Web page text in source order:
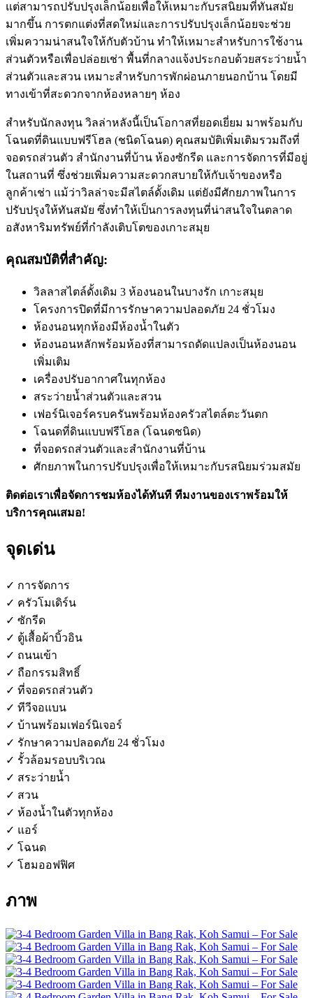
แต่สามารถปรับปรุงเล็กน้อยเพื่อให้เหมาะกับรสนิยมที่ทันสมัย
มากขึ้น การตกแต่งที่สดใหม่และการปรับปรุงเล็กน้อยจะช่วย
เพิ่มความน่าสนใจให้กับตัวบ้าน ทำให้เหมาะสำหรับการใช้งาน
ส่วนตัวหรือเพื่อปล่อยเช่า พื้นที่กลางแจ้งประกอบด้วยสระว่ายน้ำ
ส่วนตัวและสวน เหมาะสำหรับการพักผ่อนภายนอกบ้าน โดยมี
ทางเข้าที่สะดวกจากห้องหลายๆ ห้อง
สำหรับนักลงทุน วิลล่าหลังนี้เป็นโอกาสที่ยอดเยี่ยม มาพร้อมกับ
โฉนดที่ดินแบบฟรีโฮล (ชนิดโฉนด) คุณสมบัติเพิ่มเติมรวมถึงที่
จอดรถส่วนตัว สำนักงานที่บ้าน ห้องซักรีด และการจัดการที่มีอยู่
ในสถานที่ ซึ่งช่วยเพิ่มความสะดวกสบายให้กับเจ้าของหรือ
ลูกค้าเช่า แม้ว่าวิลล่าจะมีสไตล์ดั้งเดิม แต่ยังมีศักยภาพในการ
ปรับปรุงให้ทันสมัย ซึ่งทำให้เป็นการลงทุนที่น่าสนใจในตลาด
อสังหาริมทรัพย์ที่กำลังเติบโตของเกาะสมุย
คุณสมบัติที่สำคัญ:
วิลลาสไตล์ดั้งเดิม 3 ห้องนอนในบางรัก เกาะสมุย
โครงการปิดที่มีการรักษาความปลอดภัย 24 ชั่วโมง
ห้องนอนทุกห้องมีห้องน้ำในตัว
ห้องนอนหลักพร้อมห้องที่สามารถดัดแปลงเป็นห้องนอน
เพิ่มเติม
เครื่องปรับอากาศในทุกห้อง
สระว่ายน้ำส่วนตัวและสวน
เฟอร์นิเจอร์ครบครันพร้อมห้องครัวสไตล์ตะวันตก
โฉนดที่ดินแบบฟรีโฮล (โฉนดชนิด)
ที่จอดรถส่วนตัวและสำนักงานที่บ้าน
ศักยภาพในการปรับปรุงเพื่อให้เหมาะกับรสนิยมร่วมสมัย
ติดต่อเราเพื่อจัดการชมห้องได้ทันที ทีมงานของเราพร้อมให้
บริการคุณเสมอ!
จุดเด่น
✓ การจัดการ
✓ ครัวโมเดิร์น
✓ ซักรีด
✓ ตู้เสื้อผ้าบิ้วอิน
✓ ถนนเข้า
✓ ถือกรรมสิทธิ์
✓ ที่จอดรถส่วนตัว
✓ ทีวีจอแบน
✓ บ้านพร้อมเฟอร์นิเจอร์
✓ รักษาความปลอดภัย 24 ชั่วโมง
✓ รั้วล้อมรอบบริเวณ
✓ สระว่ายน้ำ
✓ สวน
✓ ห้องน้ำในตัวทุกห้อง
✓ แอร์
✓ โฉนด
✓ โฮมออฟฟิศ
ภาพ